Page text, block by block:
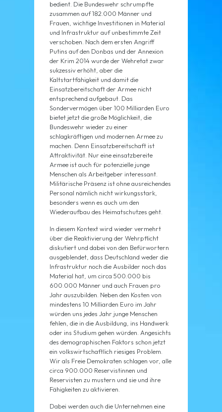
bedient. Die Bundeswehr schrumpfte
zusammen auf 182.000 Männer und
Frauen, wichtige Investitionen in Material
und Infrastruktur auf unbestimmte Zeit
verschoben. Nach dem ersten Angriff
Putins auf den Donbas und der Annexion
der Krim 2014 wurde der Wehretat zwar
sukzessiv erhöht, aber die
Kaltstartfähigkeit und damit die
Einsatzbereitschaft der Armee nicht
entsprechend aufgebaut. Das
Sondervermögen über 100 Milliarden Euro
bietet jetzt die große Möglichkeit, die
Bundeswehr wieder zu einer
schlagkräftigen und modernen Armee zu
machen. Denn Einsatzbereitschaft ist
Attraktivität. Nur eine einsatzbereite
Armee ist auch für potenzielle junge
Menschen als Arbeitgeber interessant.
Militärische Präsenz ist ohne ausreichendes
Personal nämlich nicht wirkungsstark,
besonders wenn es auch um den
Wiederaufbau des Heimatschutzes geht.
In diesem Kontext wird wieder vermehrt
über die Reaktivierung der Wehrpflicht
diskutiert und dabei von den Befürwortern
ausgeblendet, dass Deutschland weder die
Infrastruktur noch die Ausbilder noch das
Material hat, um circa 500.000 bis
600.000 Männer und auch Frauen pro
Jahr auszubilden. Neben den Kosten von
mindestens 10 Milliarden Euro im Jahr
würden uns jedes Jahr junge Menschen
fehlen, die in die Ausbildung, ins Handwerk
oder ins Studium gehen würden. Angesichts
des demographischen Faktors schon jetzt
ein volkswirtschaftlich riesiges Problem.
Wir als Freie Demokraten schlagen vor, alle
circa 900.000 Reservistinnen und
Reservisten zu mustern und sie und ihre
Fähigkeiten zu aktivieren.
Dabei werden auch die Unternehmen eine